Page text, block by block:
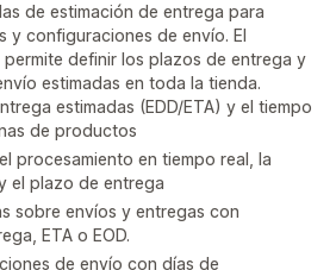
de estimación de entrega para
configuraciones de envío. El
definir los plazos de entrega y
estimadas en toda la tienda.
estimadas (EDD/ETA) y el tiempo
de productos
procesamiento en tiempo real, la
el plazo de entrega
sobre envíos y entregas con
ETA o EOD.
de envío con días de